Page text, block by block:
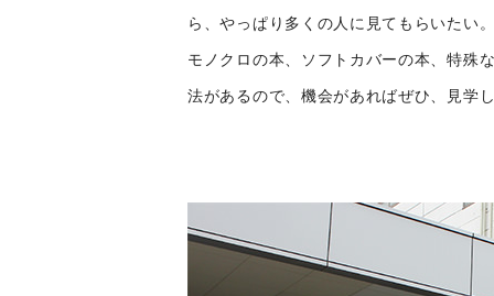
ら、やっぱり多くの人に見てもらいたい
モノクロの本、ソフトカバーの本、特殊
法があるので、機会があればぜひ、見学